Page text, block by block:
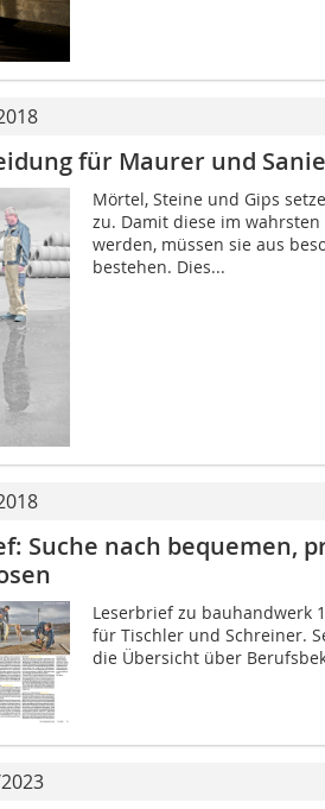
für Maurer und
Mörtel, Steine und Gips
zu. Damit diese im
werden, müssen sie aus
bestehen. Dies...
Suche nach bequemen,
Leserbrief zu bauhandwerk
für Tischler und Schreiner.
die Übersicht über